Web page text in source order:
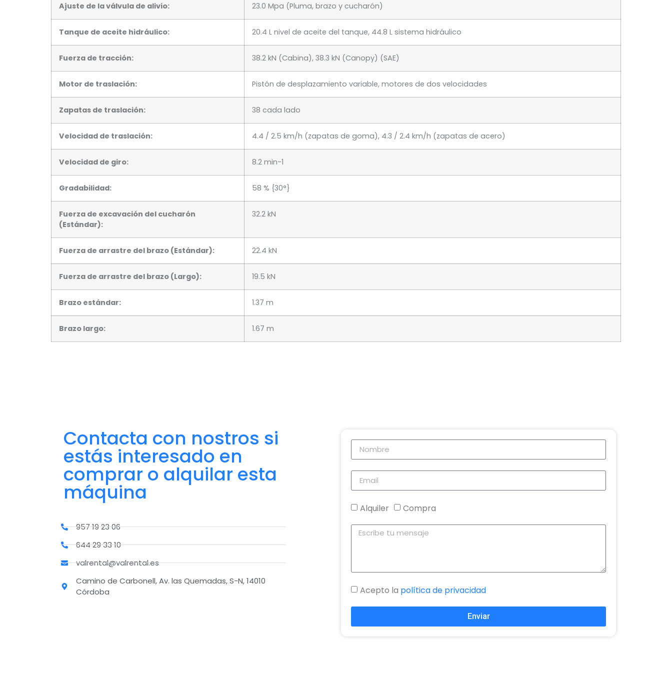
Ajuste de la válvula de alivio: 23.0 Mpa (Pluma, brazo y cucharón)
Tanque de aceite hidráulico: 20.4 L nivel de aceite del tanque, 44.8 L sistema hidráulico
Fuerza de tracción: 38.2 kN (Cabina), 38.3 kN (Canopy) (SAE)
Motor de traslación: Pistón de desplazamiento variable, motores de dos velocidades
Zapatas de traslación: 38 cada lado
Velocidad de traslación: 4.4 / 2.5 km/h (zapatas de goma), 4.3 / 2.4 km/h (zapatas de acero)
Velocidad de giro: 8.2 min-1
Gradabilidad: 58 % {30°}
Fuerza de excavación del cucharón
(Estándar):
32.2 kN
Fuerza de arrastre del brazo (Estándar): 22.4 kN
Fuerza de arrastre del brazo (Largo): 19.5 kN
Brazo estándar: 1.37 m
Brazo largo: 1.67 m
Contacta con nostros si
estás interesado en
comprar o alquilar esta
máquina
957 19 23 06
644 29 33 10
valrental@valrental.es
Camino de Carbonell, Av. las Quemadas, S-N, 14010
Córdoba
Alquiler Compra
Acepto la política de privacidad
Enviar